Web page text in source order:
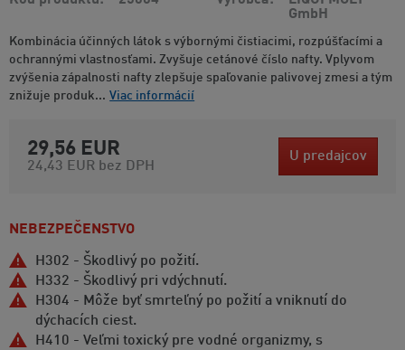
GmbH
Kombinácia účinných látok s výbornými čistiacimi, rozpúšťacími a
ochrannými vlastnosťami. Zvyšuje cetánové číslo nafty. Vplyvom
zvýšenia zápalnosti nafty zlepšuje spaľovanie palivovej zmesi a tým
znižuje produk... Viac informácií
29,56 EUR
24,43 EUR bez DPH
U predajcov
H302 - Škodlivý po požití.
H332 - Škodlivý pri vdýchnutí.
H304 - Môže byť smrteľný po požití a vniknutí do
dýchacích ciest.
H410 - Veľmi toxický pre vodné organizmy, s
NEBEZPEČENSTVO